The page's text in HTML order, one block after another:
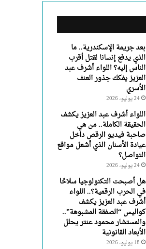
بعد جريمة الإسكندرية.. ما
الذي يدفع إنسانا لقتل أقرب
الناس إليه؟ اللواء أشرف عبد
العزيز يفكك جذور العنف
الأسري
24 يوليو، 2026
اللواء أشرف عبد العزيز يكشف
الحقيقة الكاملة.. من هي
صاحبة فيديو الرقص داخل
عيادة الأسنان الذي أشعل مواقع
التواصل؟
24 يوليو، 2026
هل أصبحت التكنولوجيا سلاحًا
في الحرب الرقمية؟.. اللواء
أشرف عبد العزيز يكشف
كواليس “الصفقة المشبوهة”..
والمستشار محمود عنتر يحلل
الأبعاد القانونية
18 يوليو، 2026